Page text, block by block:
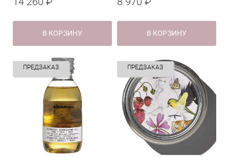
В КОРЗИНУ В КОРЗИНУ
ПРЕДЗАКАЗ ПРЕДЗАКАЗ